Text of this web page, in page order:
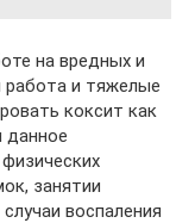
на вредных и
работа и тяжелые
коксит как
данное
занятии
воспаления